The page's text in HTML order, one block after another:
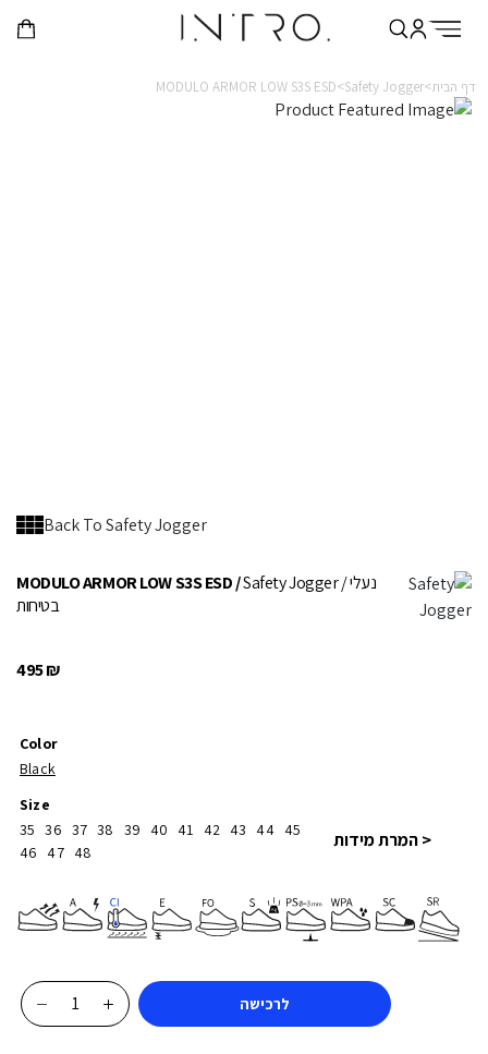
דף הבית>Safety Jogger>
MODULO ARMOR LOW S3S ESD
Back To Safety Jogger
MODULO ARMOR LOW S3S ESD /Safety Jogger/ נעלי
בטיחות
495₪
Color
Black
Size
35 36 37 38 39 40 41 42 43 44 45
46
47 48
< המרת מידות
כמות
לרכישה